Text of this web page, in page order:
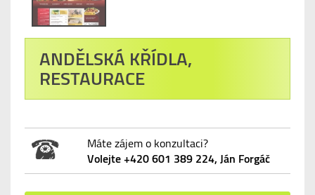
ANDĚLSKÁ KŘÍDLA,
RESTAURACE
Máte zájem o konzultaci?
Volejte +420 601 389 224, Ján Forgáč